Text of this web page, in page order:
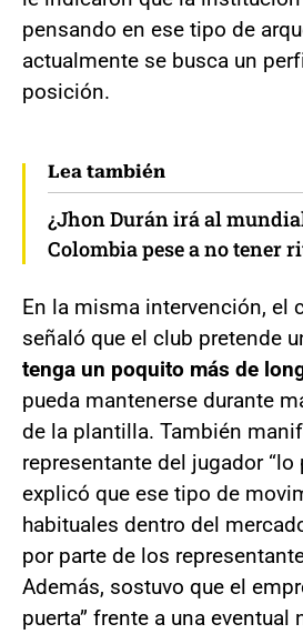
pensando en ese tipo de
actualmente se busca un
posición.
Lea también
¿Jhon Durán irá al
Colombia pese a no tener
En la misma intervención, el
señaló que el club pretende
tenga un poquito más de
pueda mantenerse durante
de la plantilla. También
representante del jugador “lo
explicó que ese tipo de
habituales dentro del
por parte de los
Además, sostuvo que el
puerta” frente a una